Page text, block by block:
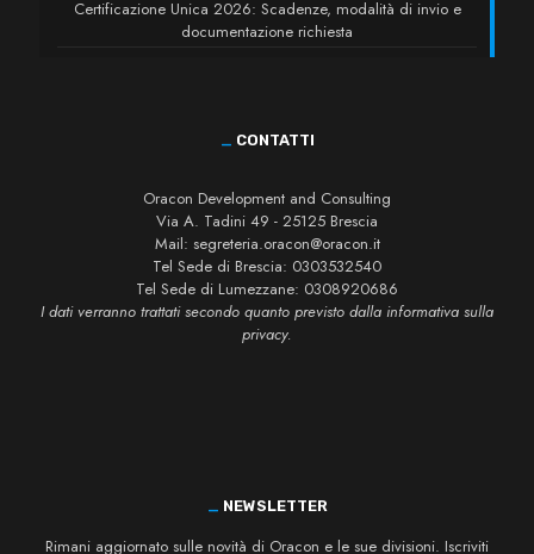
Certificazione Unica 2026: Scadenze, modalità di invio e
documentazione richiesta
_ CONTATTI
Oracon Development and Consulting
Via A. Tadini 49 - 25125 Brescia
Mail: segreteria.oracon@oracon.it
Tel Sede di Brescia: 0303532540
Tel Sede di Lumezzane: 0308920686
I dati verranno trattati secondo quanto previsto dalla informativa sulla
privacy.
_ NEWSLETTER
Rimani aggiornato sulle novità di Oracon e le sue divisioni. Iscriviti